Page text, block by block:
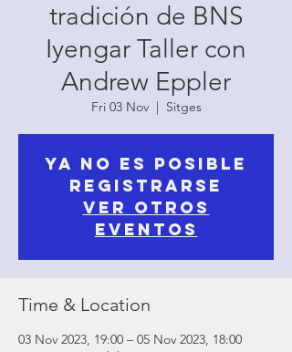
tradición de BNS
Iyengar Taller con
Andrew Eppler
Fri 03 Nov
  |
Sitges
Ya no es posible
registrarse
Ver otros
eventos
Time & Location
03 Nov 2023, 19:00 – 05 Nov 2023, 18:00